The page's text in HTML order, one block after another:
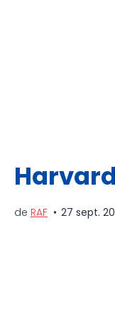
de RAF 27 sept.